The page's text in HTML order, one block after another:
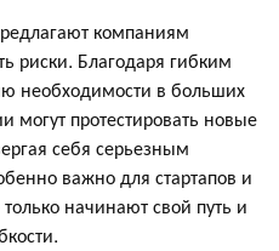
компаниям
риски. Благодаря гибким
необходимости в больших
могут протестировать новые
себя серьезным
важно для стартапов и
начинают свой путь и